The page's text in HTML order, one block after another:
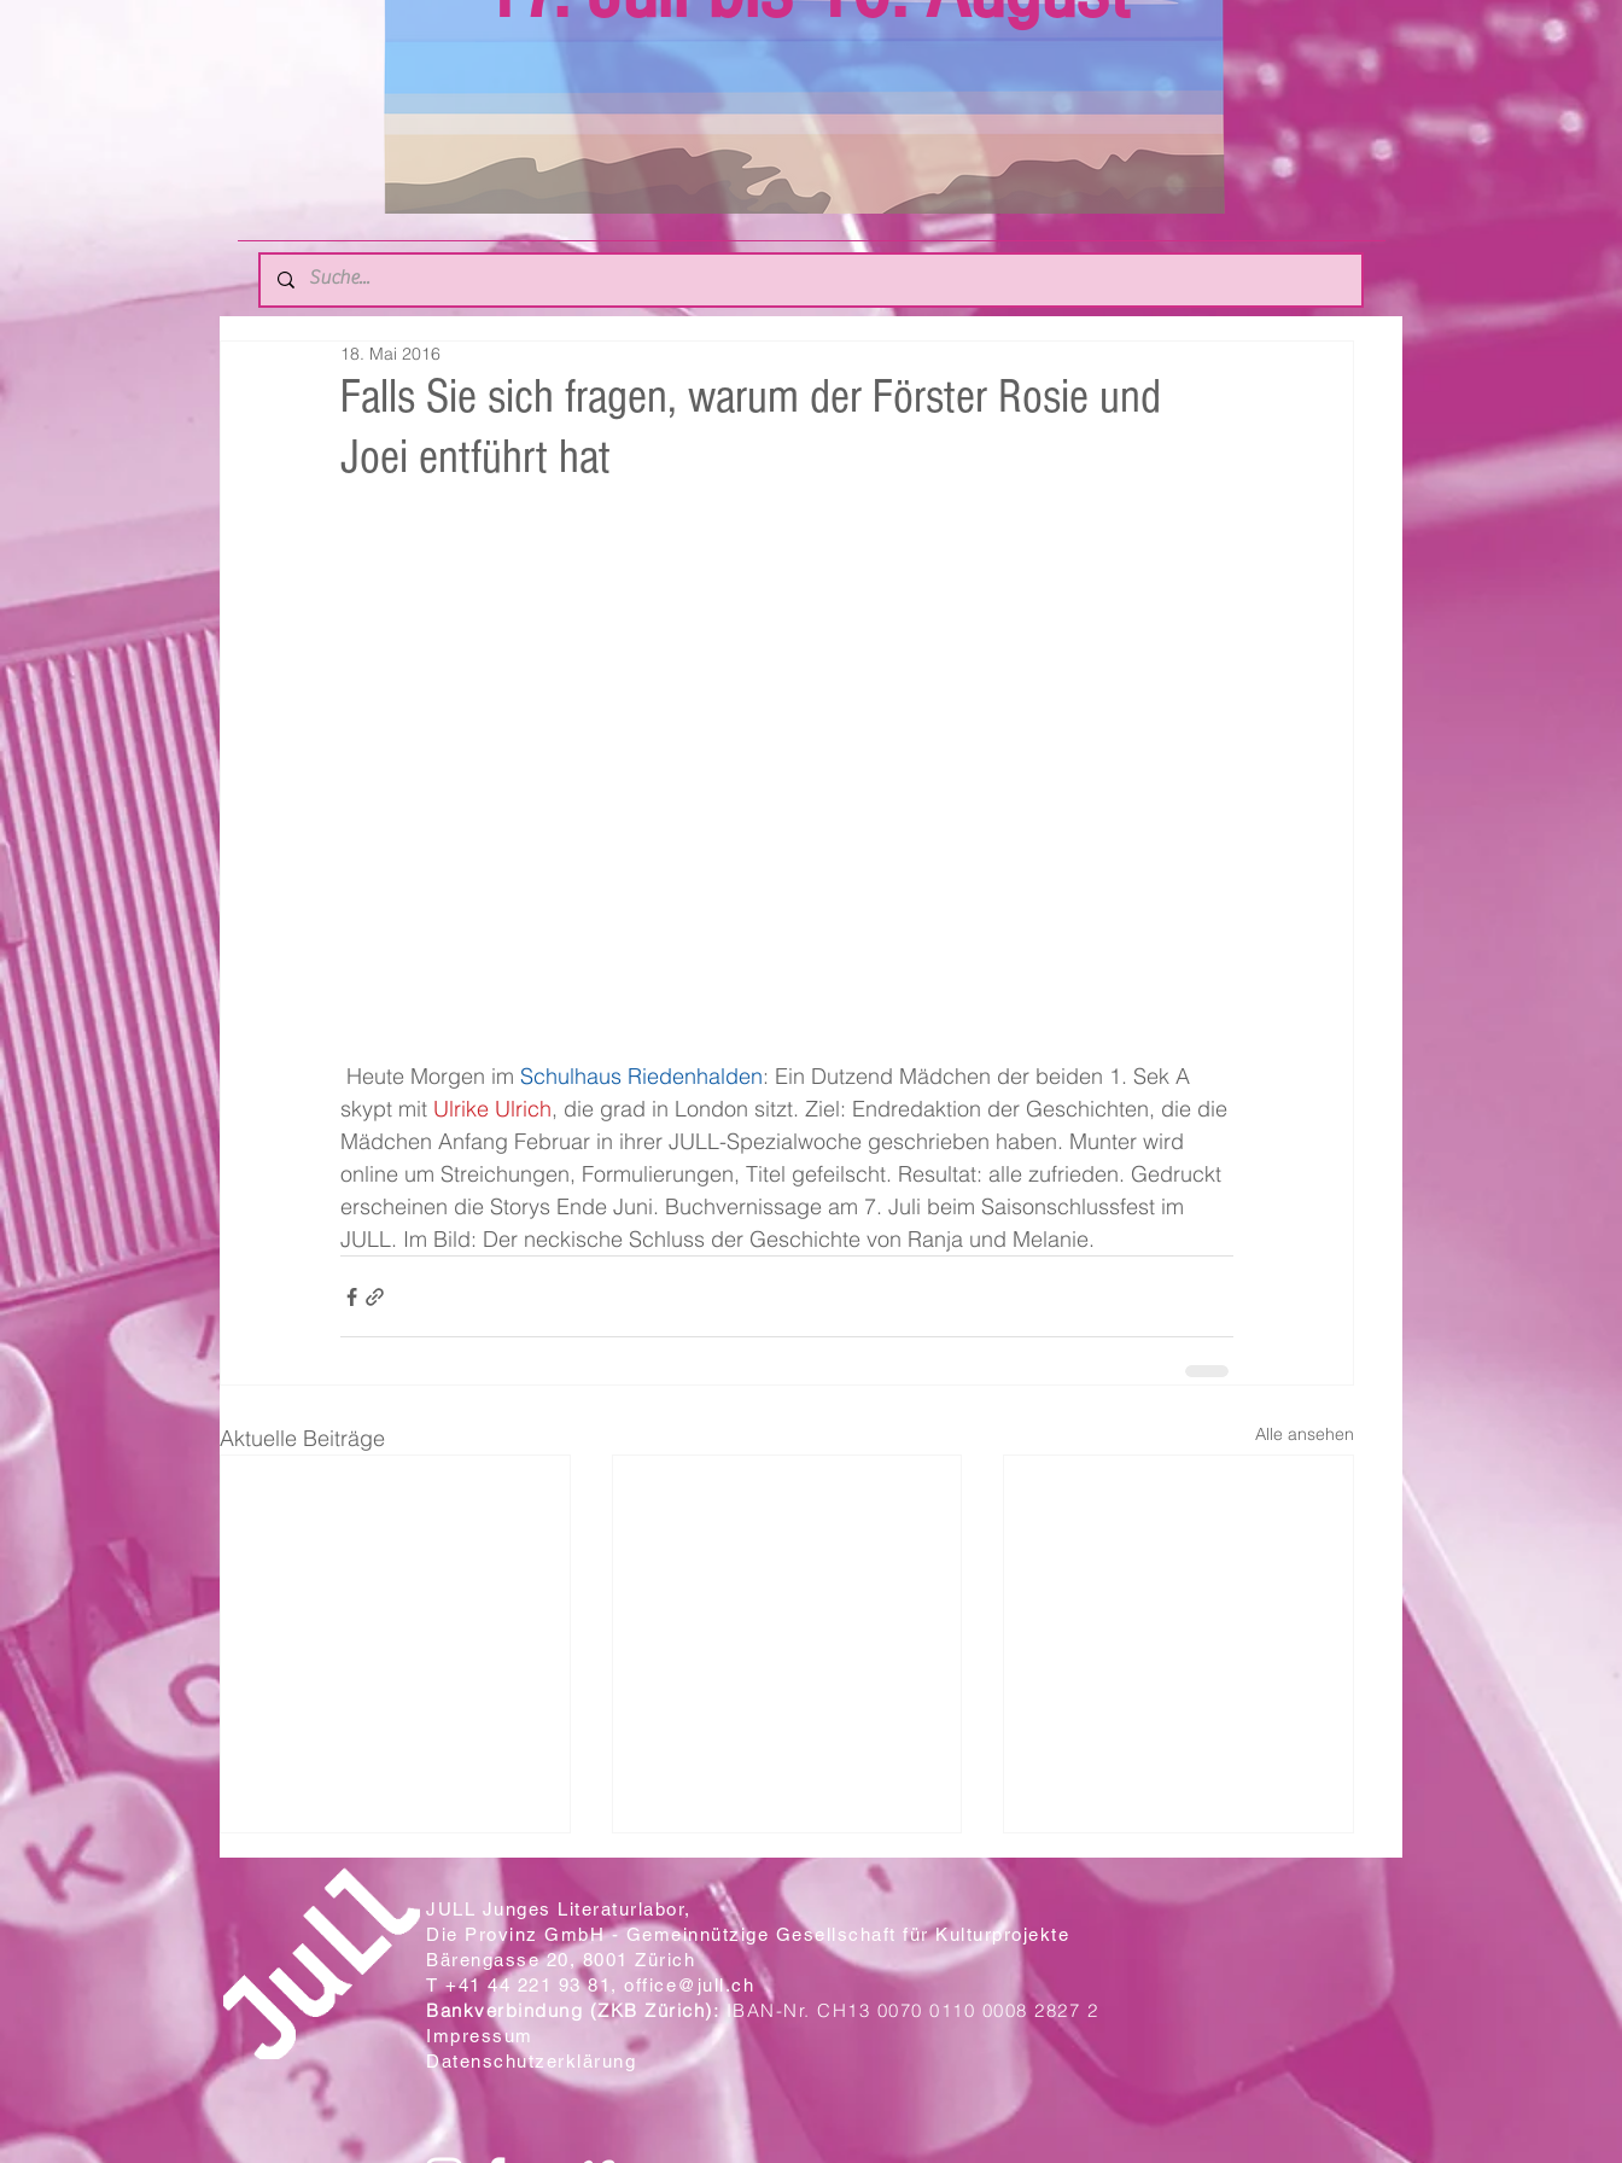
Falls Sie sich fragen, warum der Förster Rosie und
Joei entführt hat
18. Mai 2016
Heute Morgen im Schulhaus Riedenhalden: Ein Dutzend Mädchen der beiden 1. Sek A
skypt mit Ulrike Ulrich, die grad in London sitzt. Ziel: Endredaktion der Geschichten, die die
Mädchen Anfang Februar in ihrer JULL-Spezialwoche geschrieben haben. Munter wird
online um Streichungen, Formulierungen, Titel gefeilscht. Resultat: alle zufrieden. Gedruckt
erscheinen die Storys Ende Juni. Buchvernissage am 7. Juli beim Saisonschlussfest im
JULL. Im Bild: Der neckische Schluss der Geschichte von Ranja und Melanie.
Aktuelle Beiträge Alle ansehen
Zwei Klassen aus der Sek. Wallrüti
lesen in der Campo Cantina
Ein Blick auf die neuen Plakate
Mit letzter Kraft
JULL Junges Literaturlabor,
Die Provinz GmbH - Gemeinnützige Gesellschaft für Kulturprojekte
Bärengasse 20, 8001 Zürich
T +41 44 221 93 81, office@jull.ch
Bankverbindung (ZKB Zürich): IBAN-Nr. CH13 0070 0110 0008 2827 2
Impressum
Datenschutzerklärung